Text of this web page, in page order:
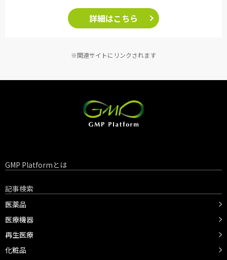
詳細はこちら
※関連サイトにリンクされます
GMP Platformとは
記事検索
医薬品
医療機器
再生医療
化粧品